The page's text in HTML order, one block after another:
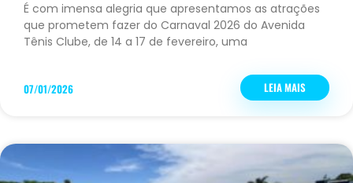
É com imensa alegria que apresentamos as atrações
que prometem fazer do Carnaval 2026 do Avenida
Tênis Clube, de 14 a 17 de fevereiro, uma
LEIA MAIS
07/01/2026